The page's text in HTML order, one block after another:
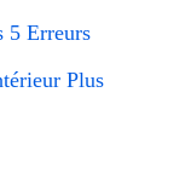
5 Erreurs
Plus